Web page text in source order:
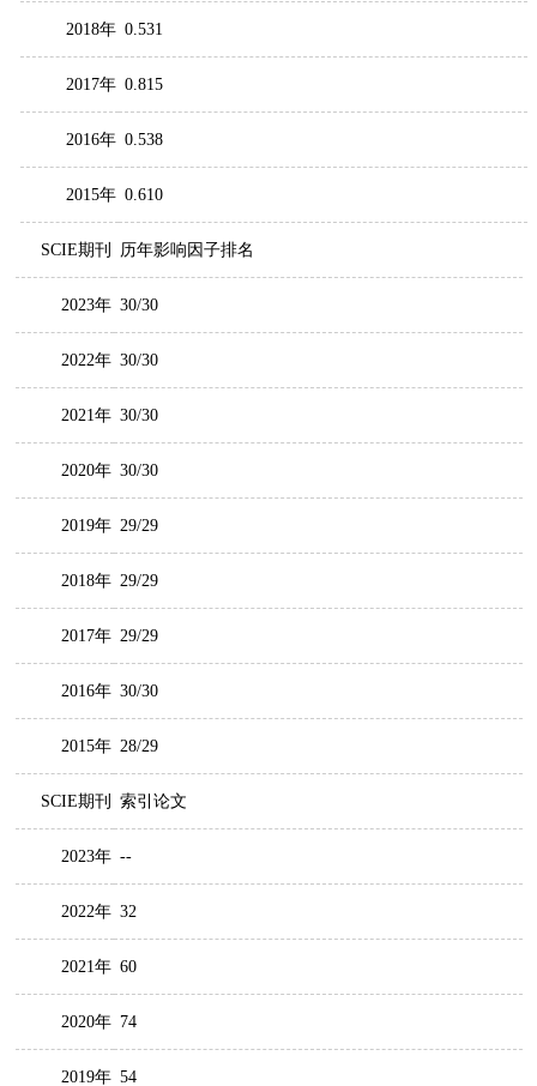
2018年 0.531
2017年 0.815
2016年 0.538
2015年 0.610
SCIE期刊 历年影响因子排名
2023年 30/30
2022年 30/30
2021年 30/30
2020年 30/30
2019年 29/29
2018年 29/29
2017年 29/29
2016年 30/30
2015年 28/29
SCIE期刊 索引论文
2023年 --
2022年 32
2021年 60
2020年 74
2019年 54